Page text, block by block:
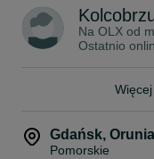
Posiadamy
umożliwiają nam
Koszt wysyłki:
ZAPRASZAMY NA
Na OLX od
Ostatnio
Gdańsk,
Pomorskie